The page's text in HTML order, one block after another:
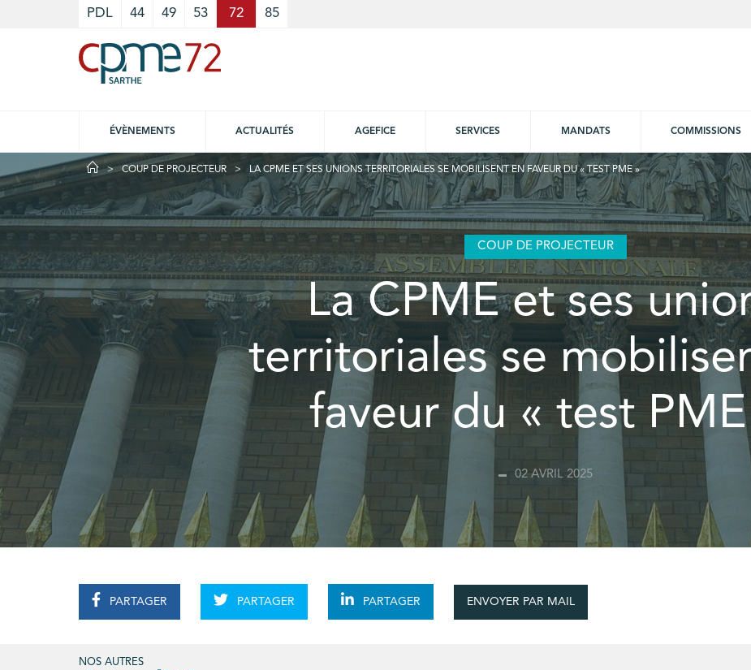
PDL 44 49 53 72 85
ÉVÈNEMENTS ACTUALITÉS AGEFICE SERVICES MANDATS COMMISSIONS
COUP DE PROJECTEUR LA CPME ET SES UNIONS TERRITORIALES SE MOBILISENT EN FAVEUR DU « TEST PME »
COUP DE PROJECTEUR
La CPME et ses
territoriales se
faveur du « test
02 AVRIL 2025
PARTAGER PARTAGER PARTAGER ENVOYER PAR MAIL
NOS AUTRES
Cookies management panel